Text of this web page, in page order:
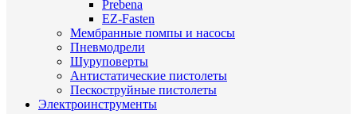
Prebena
EZ-Fasten
Мембранные помпы и насосы
Пневмодрели
Шуруповерты
Антистатические пистолеты
Пескоструйные пистолеты
Электроинструменты